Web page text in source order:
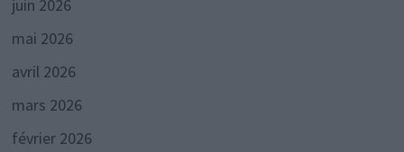
juin 2026
mai 2026
avril 2026
mars 2026
février 2026